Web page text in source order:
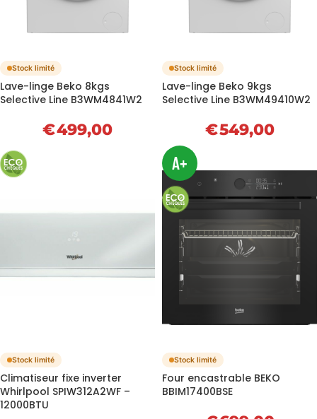
Stock limité
Lave-linge Beko 8kgs
Selective Line B3WM4841W2
€499,00
Stock limité
Lave-linge Beko 9kgs
Selective Line B3WM49410W2
€549,00
Stock limité
Climatiseur fixe inverter
Whirlpool SPIW312A2WF –
12000BTU
A+
Stock limité
Four encastrable BEKO
BBIM17400BSE